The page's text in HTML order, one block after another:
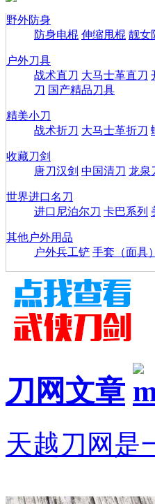
野外防身
防身电棍 伸缩甩棍 靓女
户外刀具
战术直刀 大马士革直刀
刀 国产精品刀具
精美小刀
战术折刀 大马士革折刀
收藏刀剑
唐刀汉剑 中国清刀 龙泉
世界进口名刀
进口尼泊尔刀 卡巴系列
其他户外用品
户外兵工铲 手套（面具）
刀网文章
天越刀网是